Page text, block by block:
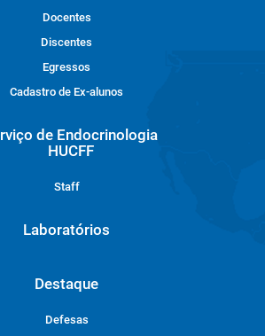
Docentes
Discentes
Egressos
Cadastro de Ex-alunos
de Endocrinologia
HUCFF
Staff
Laboratórios
Destaque
Defesas